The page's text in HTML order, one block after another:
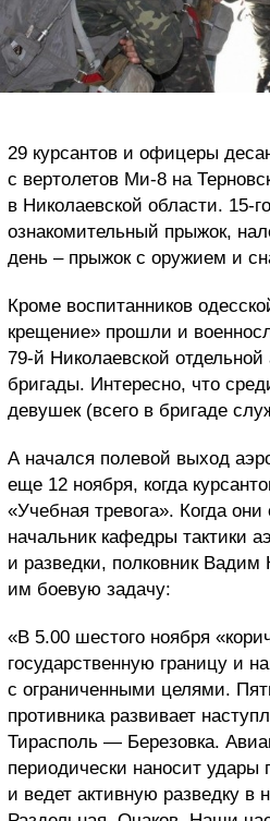
29 курсантов и офицеры
с вертолетов Ми-8 на
в Николаевской области. 15-
ознакомительный прыжок,
день – прыжок с оружием и
Кроме воспитанников
крещение» прошли и
79-й Николаевской
бригады. Интересно, что
девушек (всего в бригаде
А начался полевой выход
еще 12 ноября, когда
«Учебная тревога». Когда
начальник кафедры тактики
и разведки, полковник Вадим
им боевую задачу:
«В 5.00 шестого ноября
государственную границу и
с ограниченными целями.
противника развивает
Тирасполь — Березовка.
периодически наносит
и ведет активную разведку в